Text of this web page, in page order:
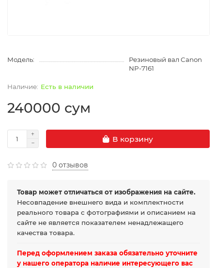
Модель:
Резиновый вал Canon
NP-7161
Есть в наличии
240000 сум
В корзину
0 отзывов
Товар может отличаться от изображения на сайте.
Несовпадение внешнего вида и комплектности
реального товара с фотографиями и описанием на
сайте не является показателем ненадлежащего
качества товара.
Перед оформлением заказа обязательно уточните
у нашего оператора наличие интересующего вас